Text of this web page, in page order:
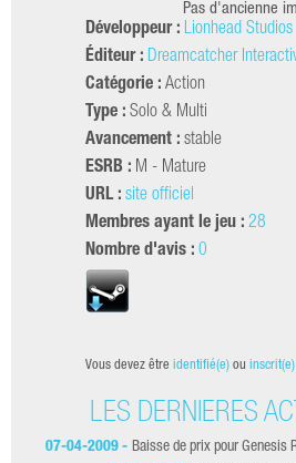
Pas d'ancienne
Développeur : Lionhead Studios
Éditeur : Dreamcatcher
Catégorie : Action
Type : Solo & Multi
Avancement : stable
ESRB : M - Mature
URL : site officiel
Membres ayant le jeu : 28
Nombre d'avis : 0
Vous devez être identifié(e) ou inscrit(e)
LES DERNIÈRES
07-04-2009 - Baisse de prix pour Genesis